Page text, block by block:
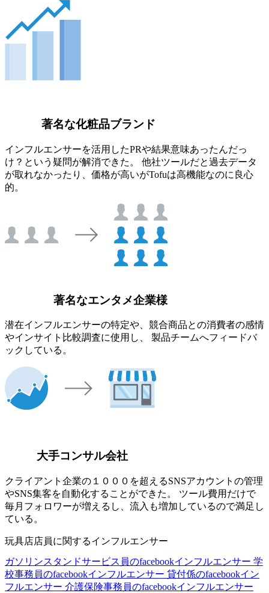
著名な化粧品ブランド
インフルエンサーを活用したPRや結果意味あったんだっ
け？という疑問が解消できた。 他社ツールだと過去データ
が取れなかったり、価格が高いがTofuは高機能なのに良心
的。
著名なエンタメ企業様
潜在インフルエンサーの特定や、競合商品との消費者の感情
やインサイト比較調査に使用し、 製品チームへフィードバ
ックしている。
大手コンサル会社
クライアント企業の１０００を超えるSNSアカウントの管理
やSNS集客を自動化することができた。 ツール費用だけで
毎月フォロワーが増えるし、流入も増加しているので満足し
ている。
玩具店店員に関するインフルエンサー
ガソリンスタンドサービス員のfacebookインフルエンサー 学
校事務員のfacebookインフルエンサー 貸付係のfacebookイン
フルエンサー 介護保険事務員のfacebookインフルエンサー